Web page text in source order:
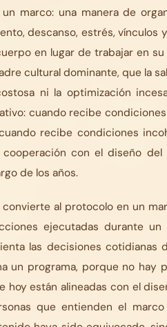
marco: una manera de
descanso, estrés,
en lugar de trabajar en
cultural dominante, que la
ni la optimización
cuando recibe
recibe condiciones
cooperación con el diseño
de los años.
convierte al protocolo en un
ejecutadas durante
las decisiones cotidianas
un programa, porque no hay
hoy están alineadas con el
que entienden el